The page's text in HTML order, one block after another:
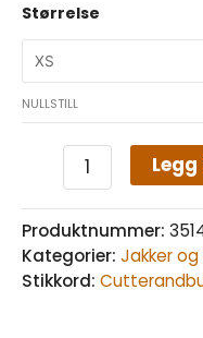
Størrelse
NULLSTILL
Produktnummer:
Kategorier: Jakker
Stikkord: